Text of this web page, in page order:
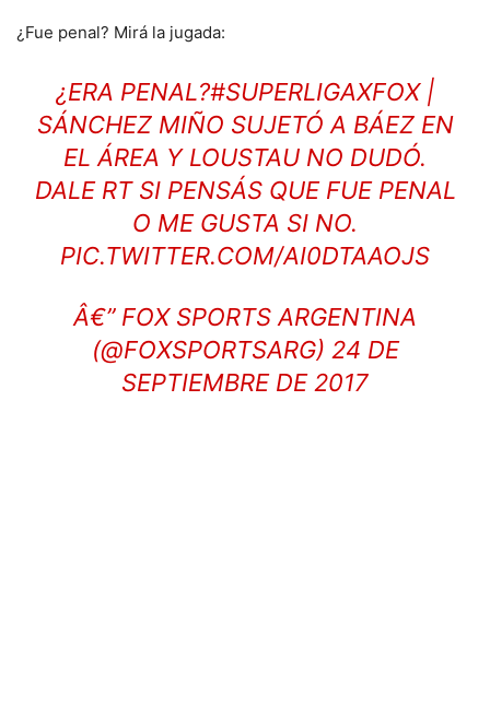
¿Fue penal? Mirá la jugada:
¿ERA PENAL?#SUPERLIGAXFOX|
SÁNCHEZ MIÑO SUJETÓ A BÁEZ EN
EL ÁREA Y LOUSTAU NO DUDÓ.
DALE RT SI PENSÁS QUE FUE PENAL
O ME GUSTA SI NO.
PIC.TWITTER.COM/AI0DTAAOJS
Â€” FOX SPORTS ARGENTINA
(@FOXSPORTSARG) 24 DE
SEPTIEMBRE DE 2017